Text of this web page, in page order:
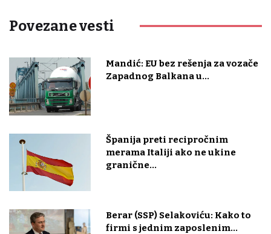
Povezane vesti
Mandić: EU bez rešenja za vozače
Zapadnog Balkana u...
Španija preti recipročnim
merama Italiji ako ne ukine
granične...
Berar (SSP) Selakoviću: Kako to
firmi s jednim zaposlenim...